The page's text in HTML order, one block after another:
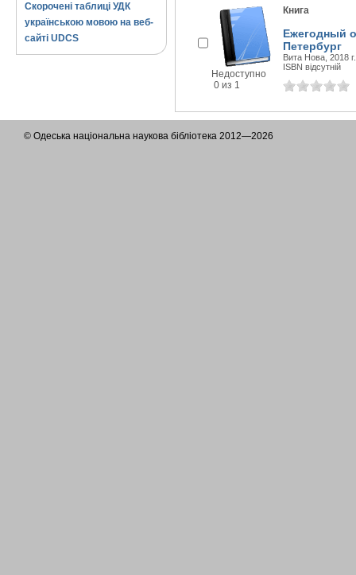
Скорочені таблиці УДК
українською мовою на веб-
сайті UDCS
Недоступно
0 из 1
Книга
Ежегодный
Петербург
Вита Нова, 2018 г.
ISBN відсутній
© Одеська національна наукова бібліотека 2012—2026